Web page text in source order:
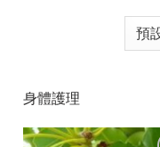
身體護理